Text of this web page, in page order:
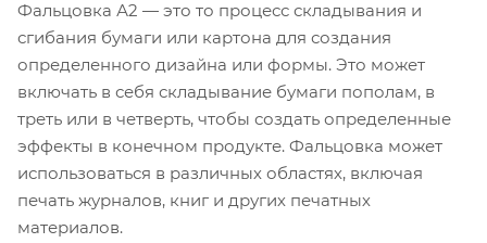
Фальцовка А2 — это то процесс складывания и
сгибания бумаги или картона для создания
определенного дизайна или формы. Это может
включать в себя складывание бумаги пополам, в
треть или в четверть, чтобы создать определенные
эффекты в конечном продукте. Фальцовка может
использоваться в различных областях, включая
печать журналов, книг и других печатных
материалов.